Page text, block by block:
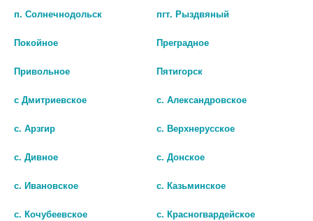
МОЯ ПРЕЛЕСТЬ ДЕТСКИЙ
«ВОЗДУШНЫЕ ОБЛАКА» 250 МЛ
166 руб.
В КОРЗИНУ
МОЯ ПРЕЛЕСТЬ ДЕТСКИЙ
ВОЛОС 140 МЛ, (КАК БОЛЬШАЯ)
212 руб.
В КОРЗИНУ
п. Солнечнодольск пгт. Рыздвяный
Покойное Преградное
Привольное Пятигорск
с Дмитриевское с. Александровское
с. Арзгир с. Верхнерусское
с. Дивное с. Донское
с. Ивановское с. Казьминское
с. Кочубеевское с. Красногвардейское